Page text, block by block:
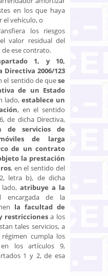
en los que haya
el vehículo, o
los riesgos
valor residual del
ese contrato.
1, y 10,
Directiva 2006/123
el sentido de quese
de un Estado
lado, establece un
, en el sentido
de dicha Directiva,
de servicios de
de larga
de un contrato
la prestación
, en el sentido del
letra b), de dicha
atribuye a la
encargada de la
la facultad de
restriccionesa los
tales servicios, a
cumpla los
en los artículos 9,
1 y 2, de esa